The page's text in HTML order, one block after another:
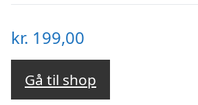
kr. 199,00
Gå til shop